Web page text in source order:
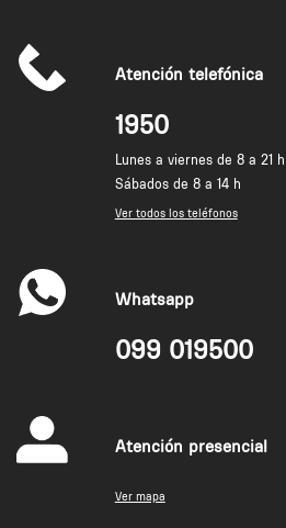
Atención telefónica
1950
Lunes a viernes de 8 a 21 h
Sábados de 8 a 14 h
Ver todos los teléfonos
Whatsapp
099 019500
Atención presencial
Ver mapa